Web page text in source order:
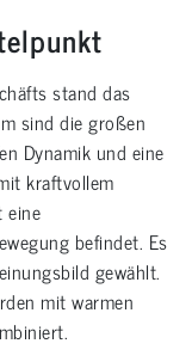
stand das
sind die großen
Dynamik und eine
kraftvollem
eine
befindet. Es
gewählt.
mit warmen